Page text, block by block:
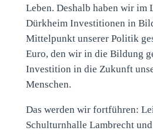
Leben. Deshalb haben wir im
Dürkheim Investitionen in
Mittelpunkt unserer Politik
Euro, den wir in die Bildung
Investition in die Zukunft
Menschen.
Das werden wir fortführen:
Schulturnhalle Lambrecht